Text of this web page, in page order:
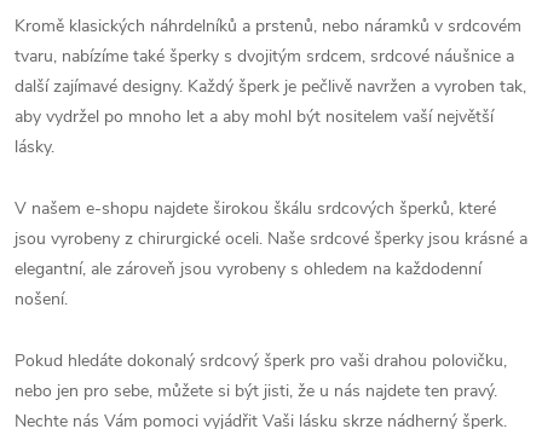
Kromě klasických náhrdelníků a prstenů, nebo náramků v srdcovém
tvaru, nabízíme také šperky s dvojitým srdcem, srdcové náušnice a
další zajímavé designy. Každý šperk je pečlivě navržen a vyroben tak,
aby vydržel po mnoho let a aby mohl být nositelem vaší největší
lásky.
V našem e-shopu najdete širokou škálu srdcových šperků, které
jsou vyrobeny z chirurgické oceli. Naše srdcové šperky jsou krásné a
elegantní, ale zároveň jsou vyrobeny s ohledem na každodenní
nošení.
Pokud hledáte dokonalý srdcový šperk pro vaši drahou polovičku,
nebo jen pro sebe, můžete si být jisti, že u nás najdete ten pravý.
Nechte nás Vám pomoci vyjádřit Vaši lásku skrze nádherný šperk.